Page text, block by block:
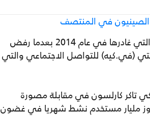
في المنتصف
وأسس دوروف شركة تليغرام، ومقرها دبي. وقد ولد في روسيا التي غادرها في عام 2014 بعدما رفض
(في.كيه) للتواصل الاجتماعي والتي
تاكر كارلسون في مقابلة مصورة
مليار مستخدم نشط شهريا في غضون